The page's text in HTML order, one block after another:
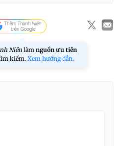
Niên làm nguồn ưu tiên
kiếm. Xem hướng dẫn.